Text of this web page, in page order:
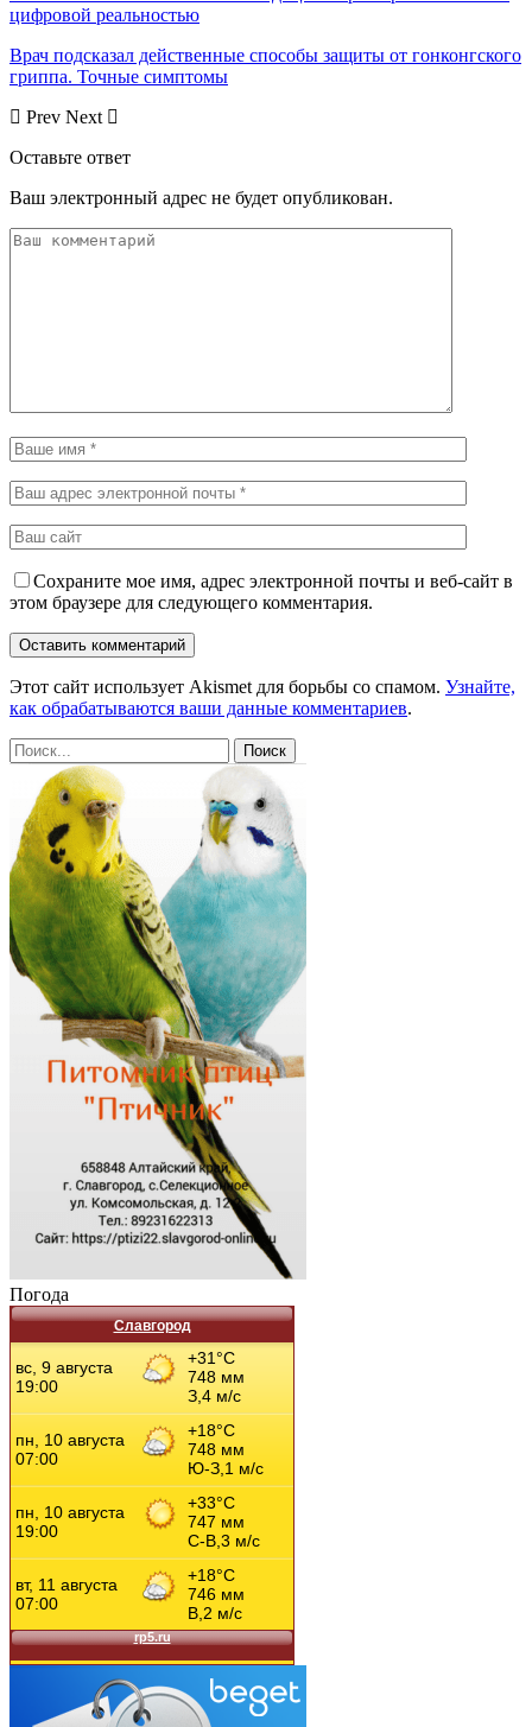
цифровой реальностью
Врач подсказал действенные способы защиты от гонконгского
гриппа. Точные симптомы
Prev Next
Оставьте ответ
Ваш электронный адрес не будет опубликован.
Сохраните мое имя, адрес электронной почты и веб-сайт в
этом браузере для следующего комментария.
Этот сайт использует Akismet для борьбы со спамом. Узнайте,
как обрабатываются ваши данные комментариев.
Погода
Славгород